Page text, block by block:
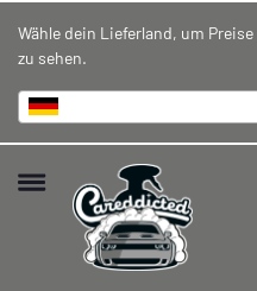
Wähle dein Lieferland, um
zu sehen.